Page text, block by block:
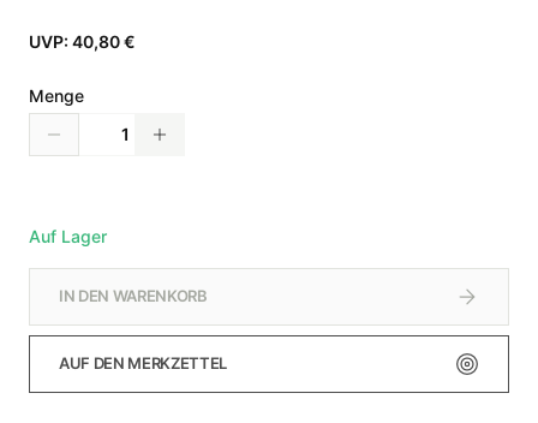
UVP: 40,80 €
Menge
Auf Lager
IN DEN WARENKORB
AUF DEN MERKZETTEL